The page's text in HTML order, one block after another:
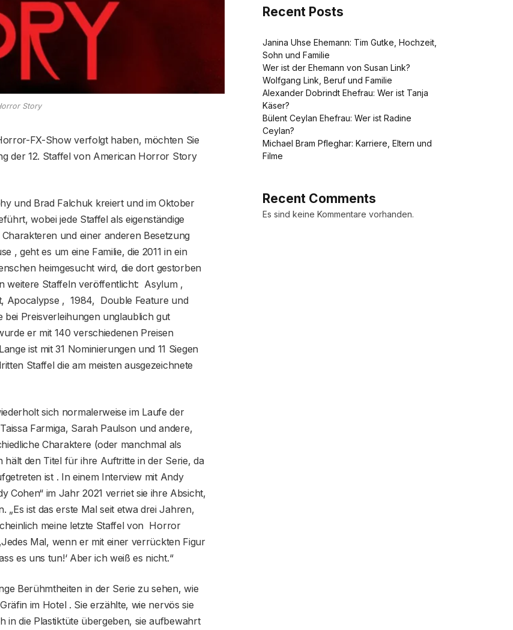
Story
FX-Show verfolgt haben, möchten Sie
der 12. Staffel von American Horror Story
und Brad Falchuk kreiert und im Oktober
wobei jede Staffel als eigenständige
und einer anderen Besetzung
, geht es um eine Familie, die 2011 in ein
heimgesucht wird, die dort gestorben
weitere Staffeln veröffentlicht: Asylum ,
, 1984, Double Feature und
bei Preisverleihungen unglaublich gut
er mit 140 verschiedenen Preisen
ist mit 31 Nominierungen und 11 Siegen
Staffel die am meisten ausgezeichnete
sich normalerweise im Laufe der
Farmiga, Sarah Paulson und andere,
Charaktere (oder manchmal als
den Titel für ihre Auftritte in der Serie, da
ist . In einem Interview mit Andy
Cohen“ im Jahr 2021 verriet sie ihre Absicht,
ist das erste Mal seit etwa drei Jahren,
meine letzte Staffel von Horror
Mal, wenn er mit einer verrückten Figur
es uns tun!‘ Aber ich weiß es nicht.“
Berühmtheiten in der Serie zu sehen, wie
im Hotel . Sie erzählte, wie nervös sie
in die Plastiktüte übergeben, sie aufbewahrt
Recent Posts
Janina Uhse Ehemann: Tim Gutke, Hochzeit,
Sohn und Familie
Wer ist der Ehemann von Susan Link?
Wolfgang Link, Beruf und Familie
Alexander Dobrindt Ehefrau: Wer ist Tanja
Käser?
Bülent Ceylan Ehefrau: Wer ist Radine
Ceylan?
Michael Bram Pfleghar: Karriere, Eltern und
Filme
Recent Comments
Es sind keine Kommentare vorhanden.